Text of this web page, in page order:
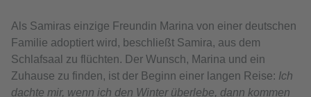
Als Samiras einzige Freundin Marina von einer deutschen
Familie adoptiert wird, beschließt Samira, aus dem
Schlafsaal zu flüchten. Der Wunsch, Marina und ein
Zuhause zu finden, ist der Beginn einer langen Reise: Ich
dachte mir, wenn ich den Winter überlebe, dann kommen